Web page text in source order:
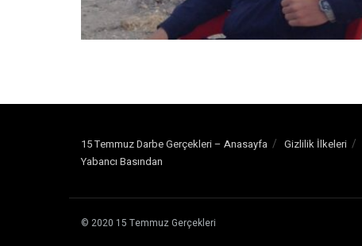
15 Temmuz Darbe Gerçekleri – Anasayfa Gizlilik İlkeleri
Yabancı Basından
© 2020 15 Temmuz Gerçekleri